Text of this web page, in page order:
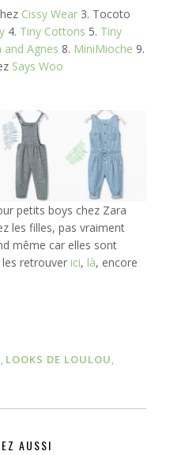
Cissy Wear 3. Tocoto
4. Tiny Cottons 5. Tiny
and Agnes 8. MiniMioche 9.
Says Woo
petits boys chez Zara
les filles, pas vraiment
même car elles sont
retrouver ici, là, encore
, LOOKS DE LOULOU,
AUSSI